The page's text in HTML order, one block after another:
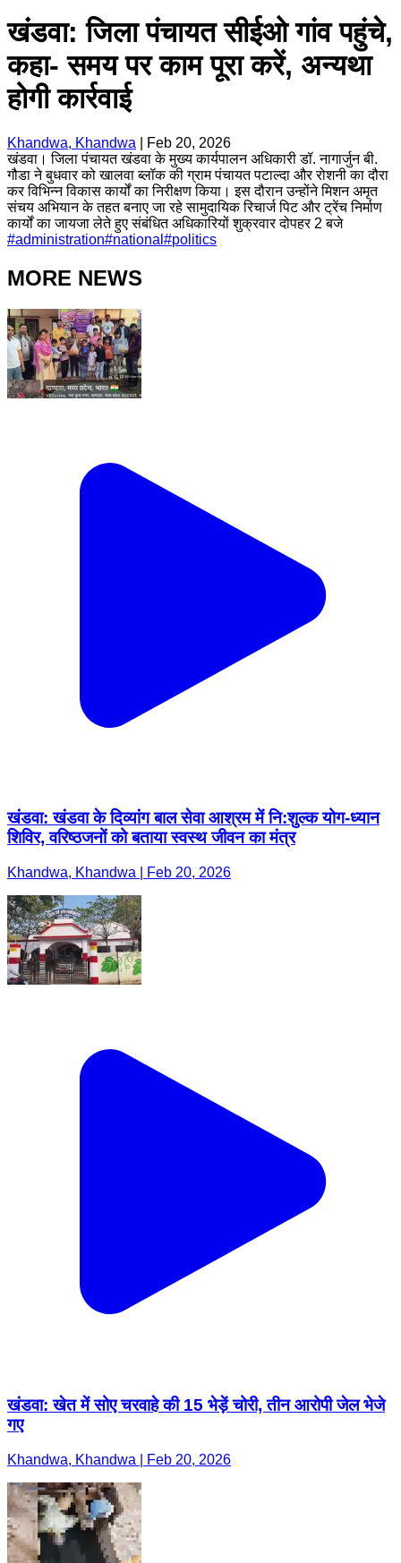
खंडवा: जिला पंचायत सीईओ गांव पहुंचे,
कहा- समय पर काम पूरा करें, अन्यथा
होगी कार्रवाई
Khandwa, Khandwa
Feb 20, 2026
खंडवा। जिला पंचायत खंडवा के मुख्य कार्यपालन अधिकारी डॉ. नागार्जुन बी.
गौडा ने बुधवार को खालवा ब्लॉक की ग्राम पंचायत पटाल्दा और रोशनी का दौरा
कर विभिन्न विकास कार्यों का निरीक्षण किया। इस दौरान उन्होंने मिशन अमृत
संचय अभियान के तहत बनाए जा रहे सामुदायिक रिचार्ज पिट और ट्रेंच निर्माण
कार्यों का जायजा लेते हुए संबंधित अधिकारियों शुक्रवार दोपहर 2 बजे
#administration#national #politics
MORE NEWS
खंडवा: खंडवा के दिव्यांग बाल सेवा आश्रम में नि:शुल्क योग-ध्यान
शिविर, वरिष्ठजनों को बताया स्वस्थ जीवन का मंत्र
Khandwa, Khandwa | Feb 20, 2026
खंडवा: खेत में सोए चरवाहे की 15 भेड़ें चोरी, तीन आरोपी जेल भेजे
गए
Khandwa, Khandwa | Feb 20, 2026